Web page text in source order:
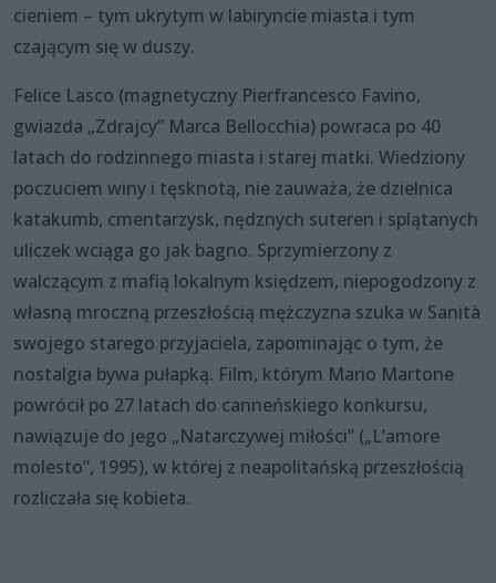
cieniem – tym ukrytym w labiryncie miasta i tym
czającym się w duszy.
Felice Lasco (magnetyczny Pierfrancesco Favino,
gwiazda „Zdrajcy” Marca Bellocchia) powraca po 40
latach do rodzinnego miasta i starej matki. Wiedziony
poczuciem winy i tęsknotą, nie zauważa, że dzielnica
katakumb, cmentarzysk, nędznych suteren i splątanych
uliczek wciąga go jak bagno. Sprzymierzony z
walczącym z mafią lokalnym księdzem, niepogodzony z
własną mroczną przeszłością mężczyzna szuka w Sanità
swojego starego przyjaciela, zapominając o tym, że
nostalgia bywa pułapką. Film, którym Mario Martone
powrócił po 27 latach do canneńskiego konkursu,
nawiązuje do jego „Natarczywej miłości” („L’amore
molesto”, 1995), w której z neapolitańską przeszłością
rozliczała się kobieta.